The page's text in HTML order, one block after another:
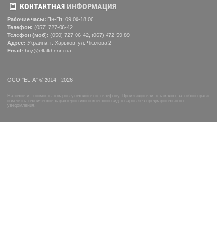
КОНТАКТНАЯ ИНФОРМАЦИЯ
Рабочие часы: Пн-Пт: 09:00-18:00
Телефон: (057) ‎727-06-42
Телефон (моб): (050) 727-06-42, (067) 472-59-89
Адрес: Украина, г. Харьков, ул. Чкалова 2
Email: buy@eltaltd.com.ua
ООО "ELTA" © 2014 - 2026
Наличие и стоимость товаров уточняйте по телефону. Производители оставляют за собой право
изменять технические характеристики и внешний вид товаров без предварительного
уведомления.